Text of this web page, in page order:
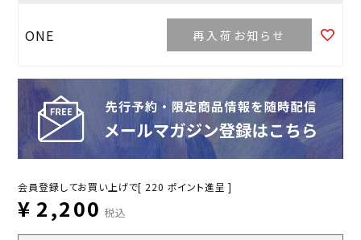
ONE 再入荷お知らせ
会員登録してお買い上げで[ 220 ポイント進呈 ]
¥ 2,200 税込